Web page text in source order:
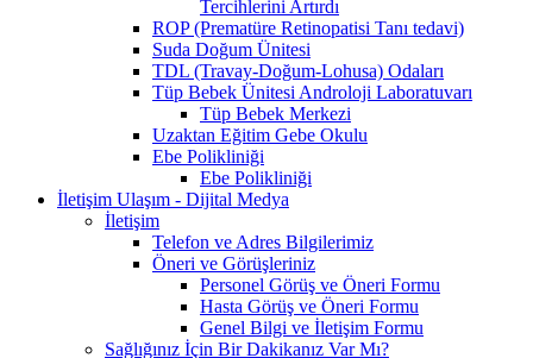
Tercihlerini Artırdı
ROP (Prematüre Retinopatisi Tanı tedavi)
Suda Doğum Ünitesi
TDL (Travay-Doğum-Lohusa) Odaları
Tüp Bebek Ünitesi Androloji Laboratuvarı
Tüp Bebek Merkezi
Uzaktan Eğitim Gebe Okulu
Ebe Polikliniği
Ebe Polikliniği
İletişim Ulaşım - Dijital Medya
İletişim
Telefon ve Adres Bilgilerimiz
Öneri ve Görüşleriniz
Personel Görüş ve Öneri Formu
Hasta Görüş ve Öneri Formu
Genel Bilgi ve İletişim Formu
Sağlığınız İçin Bir Dakikanız Var Mı?